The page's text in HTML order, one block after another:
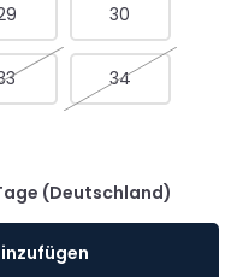
30
34
(Deutschland)